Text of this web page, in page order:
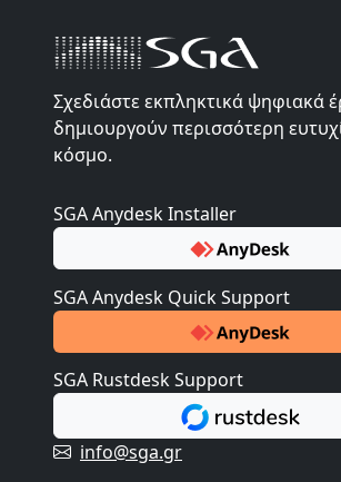
Σχεδιάστε εκπληκτικά ψηφιακά
δημιουργούν περισσότερη
κόσμο.
SGA Anydesk Installer
SGA Anydesk Quick Support
SGA Rustdesk Support
info@sga.gr